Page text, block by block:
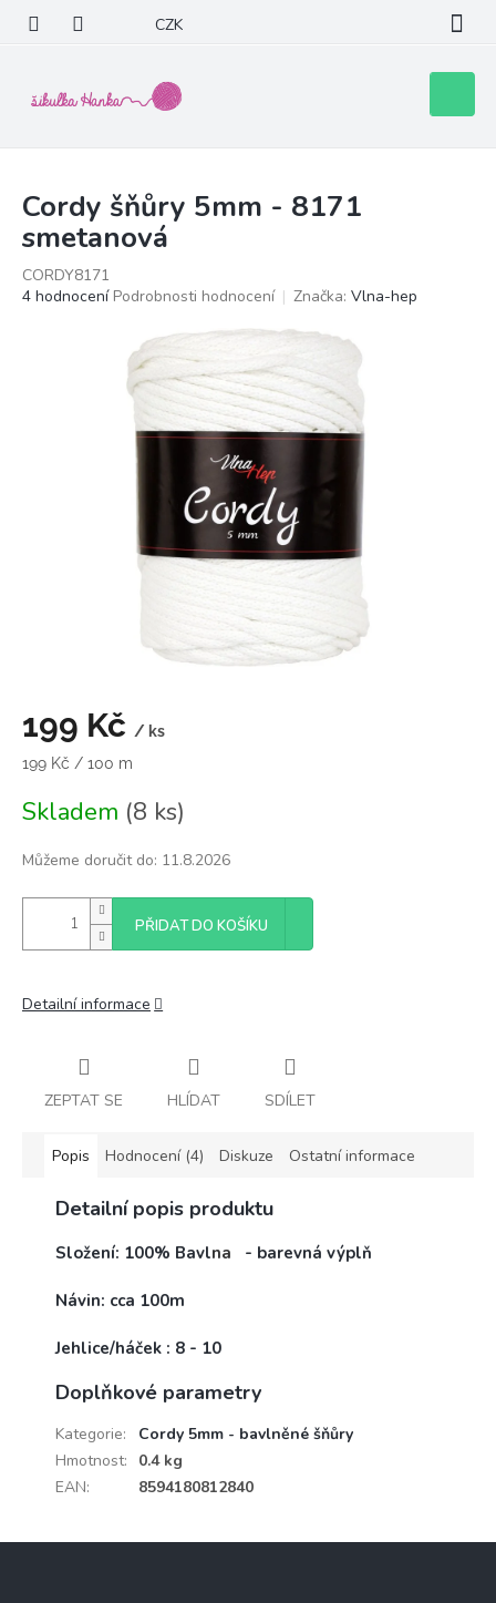
obsah
CZK
košík
Cordy šňůry 5mm - 8171
smetanová
CORDY8171
Průměrné
4 hodnocení Podrobnosti hodnocení Značka: Vlna-hep
199 Kč / ks
Měrná
199 Kč / 100 m
Skladem (8 ks)
Můžeme doručit do: 11.8.2026
PŘIDAT DO KOŠÍKU
Detailní informace
ZEPTAT SE HLÍDAT SDÍLET
Popis Hodnocení (4) Diskuze Ostatní informace
Detailní popis produktu
Složení: 100% Bavlna - barevná výplň
Návin: cca 100m
Jehlice/háček : 8 - 10
Doplňkové parametry
Kategorie:
Cordy 5mm - bavlněné šňůry
Hmotnost:
0.4 kg
EAN: 8594180812840